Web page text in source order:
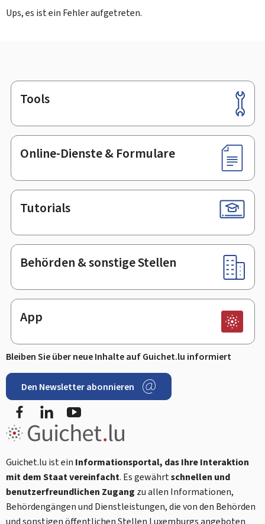
Ups, es ist ein Fehler aufgetreten.
Footer
Tools
Online-Dienste & Formulare
Tutorials
Behörden & sonstige Stellen
App
Bleiben Sie über neue Inhalte auf Guichet.lu informiert
Den Newsletter abonnieren
FacebookLinkedIn
Guichet.lu ist ein Informationsportal, das Ihre Interaktion
mit dem Staat vereinfacht. Es gewährtschnellen und
benutzerfreundlichen Zugang zu allen Informationen,
Behördengängen und Dienstleistungen, die von den Behörden
und sonstigen öffentlichen Stellen Luxemburgs angeboten